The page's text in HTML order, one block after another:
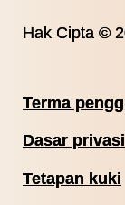
Hak Cipta ©
Terma
Dasar privasi
Tetapan kuki